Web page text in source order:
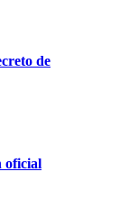
de
oficial